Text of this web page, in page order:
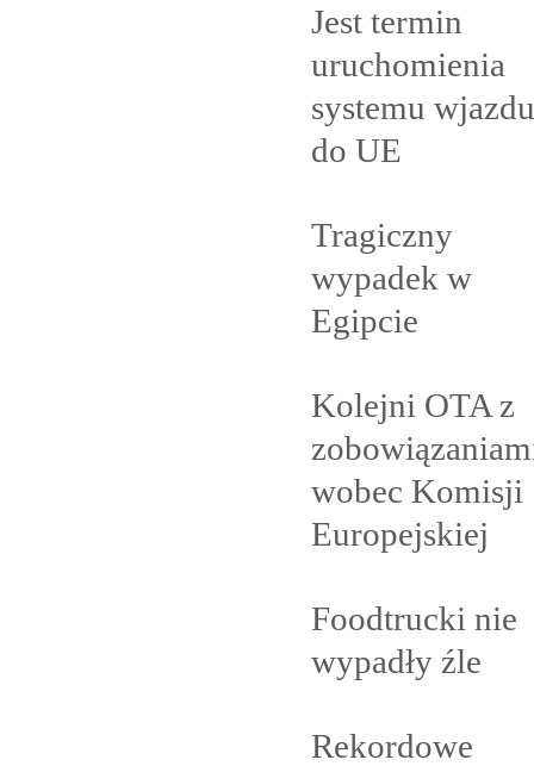
Jest termin
uruchomienia
systemu wjazdu
do UE
Tragiczny
wypadek w
Egipcie
Kolejni OTA z
wobec Komisji
Europejskiej
Foodtrucki nie
wypadły źle
Rekordowe